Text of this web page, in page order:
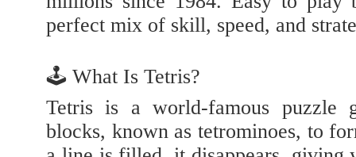
perfect mix of skill, speed, and
🕹️ What Is Tetris?
Tetris is a world-famous puzzle
blocks, known as tetrominoes, to